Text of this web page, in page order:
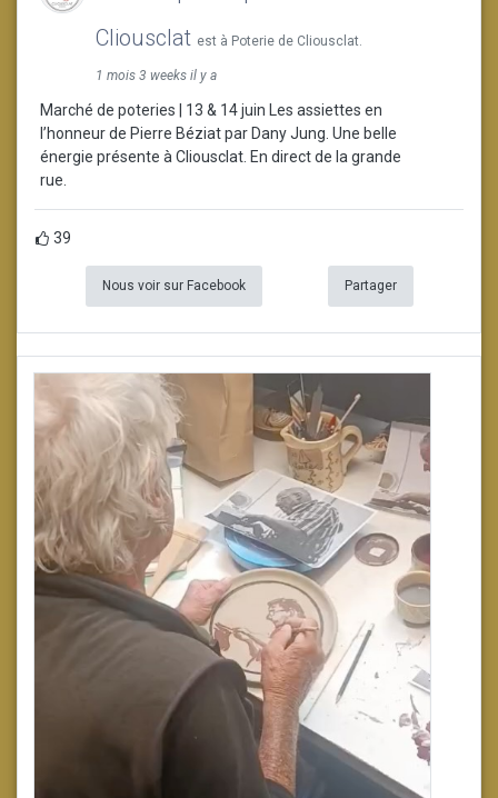
Cliousclat est à Poterie de Cliousclat.
1 mois 3 weeks il y a
Marché de poteries | 13 & 14 juin Les assiettes en
l’honneur de Pierre Béziat par Dany Jung. Une belle
énergie présente à Cliousclat. En direct de la grande
rue.
39
Nous voir sur Facebook Partager